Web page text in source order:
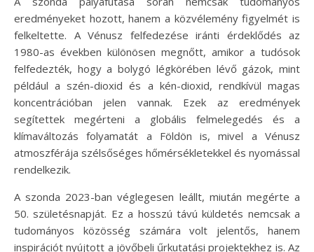
eredményeket hozott, hanem a közvélemény figyelmét is
felkeltette. A Vénusz felfedezése iránti érdeklődés az
1980-as években különösen megnőtt, amikor a tudósok
felfedezték, hogy a bolygó légkörében lévő gázok, mint
például a szén-dioxid és a kén-dioxid, rendkívül magas
koncentrációban jelen vannak. Ezek az eredmények
segítettek megérteni a globális felmelegedés és a
klímaváltozás folyamatát a Földön is, mivel a Vénusz
atmoszférája szélsőséges hőmérsékletekkel és nyomással
rendelkezik.
A szonda 2023-ban véglegesen leállt, miután megérte a
50. születésnapját. Ez a hosszú távú küldetés nemcsak a
tudományos közösség számára volt jelentős, hanem
inspirációt nyújtott a jövőbeli űrkutatási projektekhez is. Az